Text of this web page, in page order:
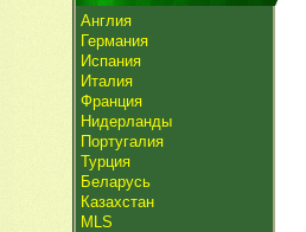
Англия
Германия
Испания
Италия
Франция
Нидерланды
Португалия
Турция
Беларусь
Казахстан
MLS